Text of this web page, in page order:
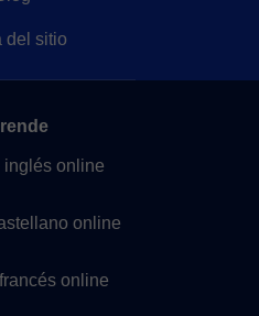
del sitio
inglés online
online
online